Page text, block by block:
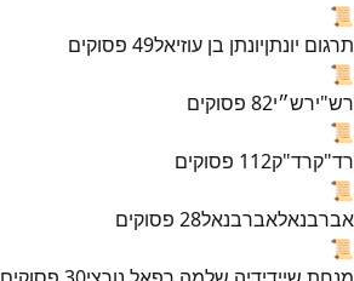
📜
תרגום יונתןיונתן בן עוזיאל49 פסוקים
📜
רש"ירש״י82 פסוקים
📜
רד"קרד"ק112 פסוקים
📜
אברבנאלאברבנאל28 פסוקים
📜